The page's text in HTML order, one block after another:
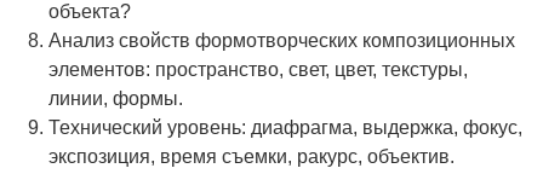
объекта?
Анализ свойств формотворческих композиционных
элементов: пространство, свет, цвет, текстуры,
линии, формы.
Технический уровень: диафрагма, выдержка, фокус,
экспозиция, время съемки, ракурс, объектив.